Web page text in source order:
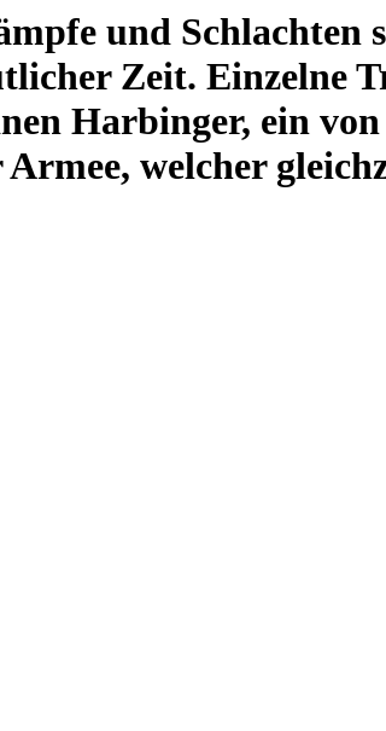
und Schlachten
Zeit. Einzelne
Harbinger, ein
welcher